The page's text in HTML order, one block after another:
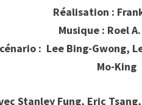
Réalisation :
Musique : Roel
: Lee Bing-Gwong,
Mo-King
Stanley Fung, Eric